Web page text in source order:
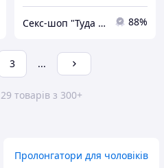
Секс-шоп "Туда Сюда" 88%
3 ...
товарів з 300+
Пролонгатори для чоловіків